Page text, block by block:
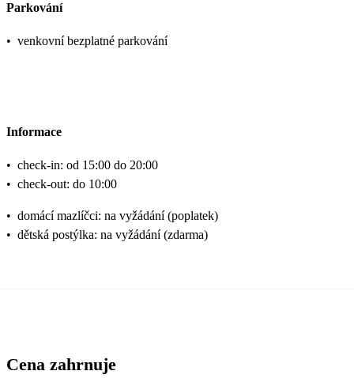
Parkování
• venkovní bezplatné parkování
Informace
• check-in: od 15:00 do 20:00
• check-out: do 10:00
• domácí mazlíčci: na vyžádání (poplatek)
• dětská postýlka: na vyžádání (zdarma)
Cena zahrnuje